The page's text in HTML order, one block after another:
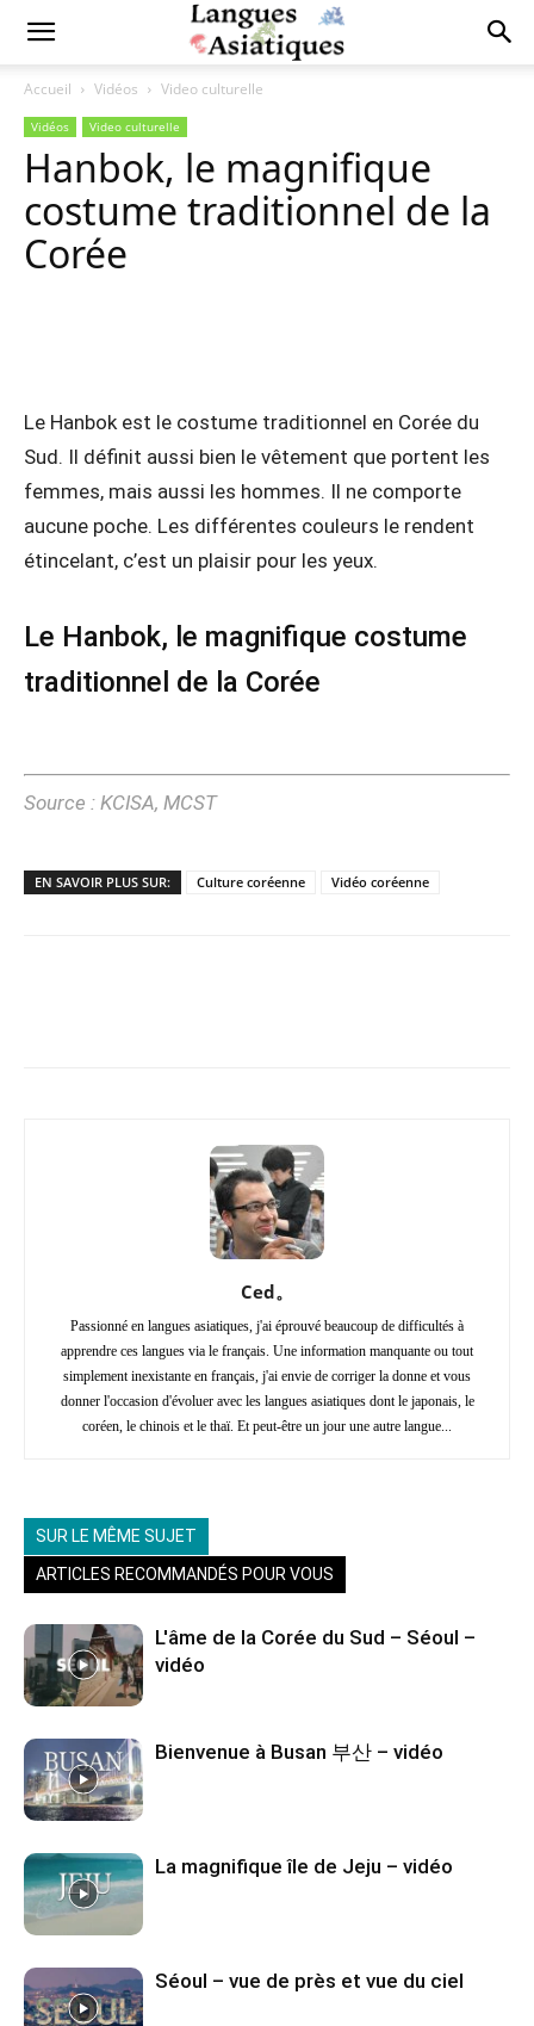
Accueil Vidéos Video culturelle
Vidéos Video culturelle
Hanbok, le magnifique
costume traditionnel de la
Corée
Le Hanbok est le costume traditionnel en Corée du
Sud. Il définit aussi bien le vêtement que portent les
femmes, mais aussi les hommes. Il ne comporte
aucune poche. Les différentes couleurs le rendent
étincelant, c’est un plaisir pour les yeux.
Le Hanbok, le magnifique costume
traditionnel de la Corée
Source : KCISA, MCST
EN SAVOIR PLUS SUR: Culture coréenne Vidéo coréenne
Ced。
Passionné en langues asiatiques, j'ai éprouvé beaucoup de difficultés à
apprendre ces langues via le français. Une information manquante ou tout
simplement inexistante en français, j'ai envie de corriger la donne et vous
donner l'occasion d'évoluer avec les langues asiatiques dont le japonais, le
coréen, le chinois et le thaï. Et peut-être un jour une autre langue...
SUR LE MÊME SUJET
ARTICLES RECOMMANDÉS POUR VOUS
L'âme de la Corée du Sud – Séoul –
vidéo
Bienvenue à Busan 부산 – vidéo
La magnifique île de Jeju – vidéo
Séoul – vue de près et vue du ciel